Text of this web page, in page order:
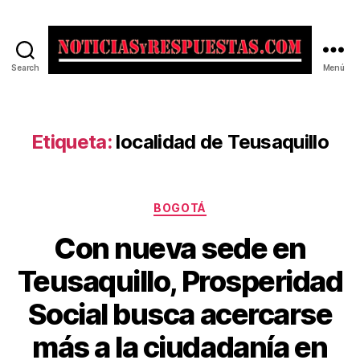
Search Menú
Etiqueta: localidad de Teusaquillo
Categorías
BOGOTÁ
Con nueva sede en
Teusaquillo, Prosperidad
Social busca acercarse
más a la ciudadanía en